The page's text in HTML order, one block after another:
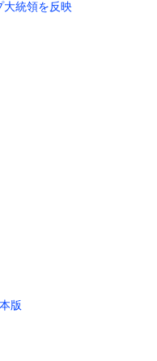
大統領を反映
版